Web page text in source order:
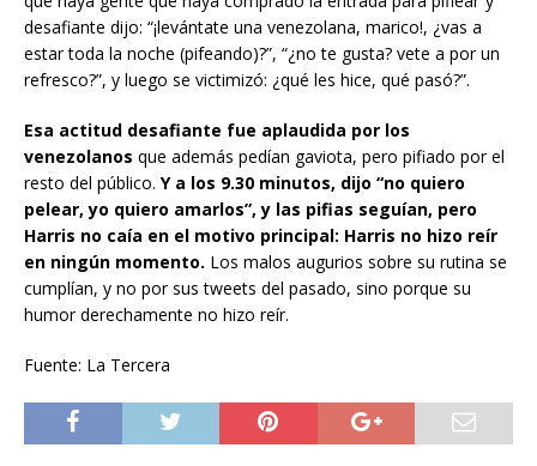
desafiante dijo: “¡levántate una venezolana, marico!, ¿vas a
estar toda la noche (pifeando)?”, “¿no te gusta? vete a por un
refresco?”, y luego se victimizó: ¿qué les hice, qué pasó?”.
Esa actitud desafiante fue aplaudida por los
venezolanos que además pedían gaviota, pero pifiado por el
resto del público. Y a los 9.30 minutos, dijo “no quiero
pelear, yo quiero amarlos”, y las pifias seguían, pero
Harris no caía en el motivo principal: Harris no hizo reír
en ningún momento. Los malos augurios sobre su rutina se
cumplían, y no por sus tweets del pasado, sino porque su
humor derechamente no hizo reír.
Fuente: La Tercera